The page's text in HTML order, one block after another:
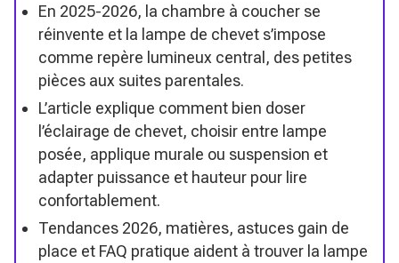
En 2025-2026, la chambre à coucher se
réinvente et la lampe de chevet s’impose
comme repère lumineux central, des petites
pièces aux suites parentales.
L’article explique comment bien doser
l’éclairage de chevet, choisir entre lampe
posée, applique murale ou suspension et
adapter puissance et hauteur pour lire
confortablement.
Tendances 2026, matières, astuces gain de
place et FAQ pratique aident à trouver la lampe